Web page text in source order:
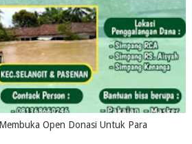
Open Donasi Untuk Para